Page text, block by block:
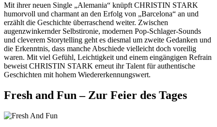
Mit ihrer neuen Single „Alemania“ knüpft CHRISTIN STARK
humorvoll und charmant an den Erfolg von „Barcelona“ an und
erzählt die Geschichte überraschend weiter. Zwischen
augenzwinkernder Selbstironie, modernen Pop-Schlager-Sounds
und cleverem Storytelling geht es diesmal um zweite Gedanken und
die Erkenntnis, dass manche Abschiede vielleicht doch voreilig
waren. Mit viel Gefühl, Leichtigkeit und einem eingängigen Refrain
beweist CHRISTIN STARK erneut ihr Talent für authentische
Geschichten mit hohem Wiedererkennungswert.
Fresh and Fun – Zur Feier des Tages